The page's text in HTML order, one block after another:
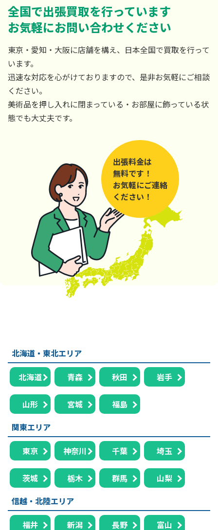
全国で出張買取を行っています
お気軽にお問い合わせください
東京・愛知・大阪に店舗を構え、日本全国で買取を行って
います。
迅速な対応を心がけておりますので、是非お気軽にご相談
ください。
美術品を押し入れに閉まっている・お部屋に飾っている状
態でも大丈夫です。
出張料金は
無料です！
お気軽にご連絡
ください！
北海道・東北エリア
北海道 青森 秋田 岩手
山形 宮城
福島
関東エリア
東京 神奈川 千葉 埼玉
茨城 栃木 群馬
山梨
信越・北陸エリア
福井 新潟 長野 富山